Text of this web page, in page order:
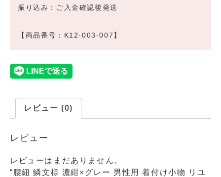
振り込み：ご入金確認後発送
【商品番号：K12-003-007】
レビュー (0)
レビュー
レビューはまだありません。
“腰紐 鱗文様 濃紺×グレー 男性用 着付け小物 リユ